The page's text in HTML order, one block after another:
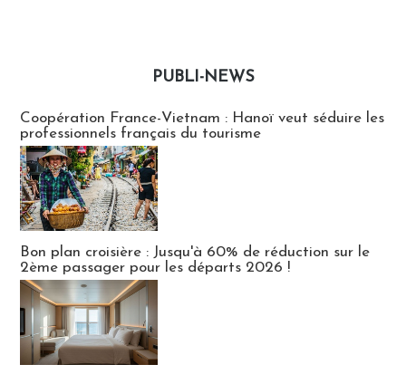
PUBLI-NEWS
Coopération France-Vietnam : Hanoï veut séduire les
professionnels français du tourisme
Bon plan croisière : Jusqu'à 60% de réduction sur le
2ème passager pour les départs 2026 !